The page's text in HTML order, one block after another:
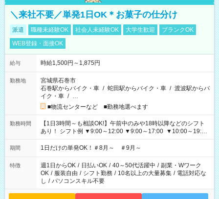
＼来社不要／単発1日OK＊お菓子の仕分け
派遣 職種未経験OK 社会人未経験OK 大学生歓迎
ブランクOK
WEB登録・面接OK
給与 時給1,500円～1,875円
勤務地
宮城県石巻市
石巻駅からバイク・車 / 蛇田駅からバイク・車 / 渡波駅からバ
イク・車 / …
■物流センターなど ■勤務地選べます
勤務時間
【1日3時間～も相談OK!】午前中のみや18時以降などのシフト
あり！ シフト例 ▼9:00～12:00 ▼9:00～17:00 ▼10:00～19:00
▼18:00～21:00
期間 1日だけの単発OK！＃8月～ ＃9月～
特徴 週1日からOK / 日払いOK / 40～50代活躍中 / 副業・Wワーク
OK / 服装自由 / シフト勤務 / 10名以上の大量募集 / 電話対応な
し / パソコンスキル不要